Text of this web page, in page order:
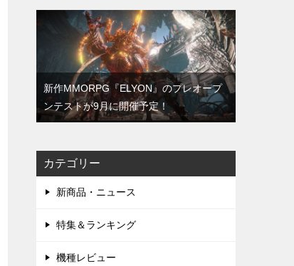
新作MMORPG『ELYON』のプレオープ
ンテストが9月に開催予定！
カテゴリー
新商品・ニュース
特集＆ランキング
機種レビュー